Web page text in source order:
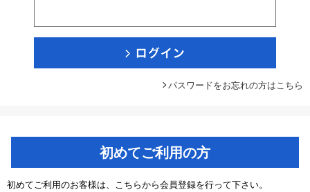
パスワードをお忘れの方はこちら
初めてご利用の方
初めてご利用のお客様は、こちらから会員登録を行って下さい。